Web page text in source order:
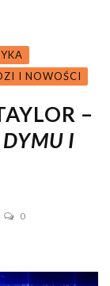
I NOWOŚCI
–
I
0